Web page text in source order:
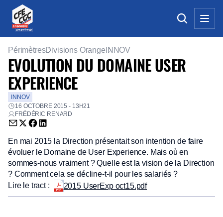
PérimètresDivisions Orange INNOV
EVOLUTION DU DOMAINE USER
EXPERIENCE
INNOV
16 OCTOBRE 2015 - 13H21
FRÉDÉRIC RENARD
Envoyer par email (nouvelle fenêtre)
Partager sur Twitter (nouvelle fenêtre)
Partager sur Facebook (nouvelle fenêtre)
Partager sur LinkedIn (nouvelle fenêtre)
En mai 2015 la Direction présentait son intention de faire
évoluer le Domaine de User Experience. Mais où en
sommes-nous vraiment ? Quelle est la vision de la Direction
? Comment cela se décline-t-il pour les salariés ?
Lire le tract :
2015 UserExp oct15.pdf